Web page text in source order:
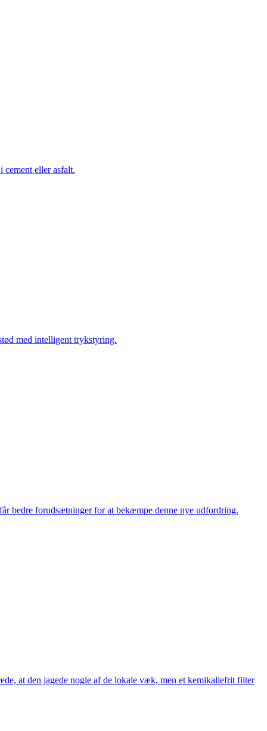
eller asfalt.
med intelligent trykstyring.
bedre forudsætninger for at bekæmpe denne nye udfordring.
at den jagede nogle af de lokale væk, men et kemikaliefrit filter